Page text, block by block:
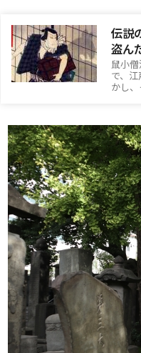
伝説
盗ん
鼠小
で、
かし